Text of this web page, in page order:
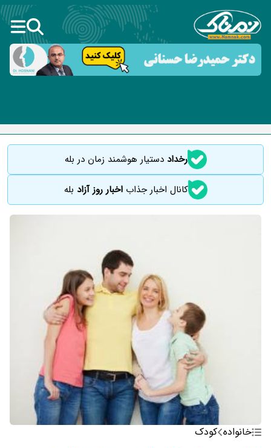
رخداددستیار هوشمند زمان در بله
کانال اخبار جذاباخبار روز آزاد بله
خانواده کودک